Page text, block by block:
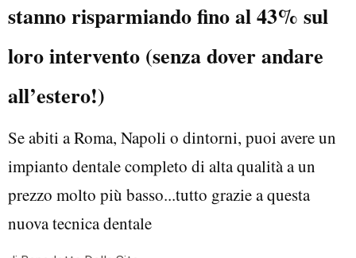
stanno risparmiando fino al 43% sul
loro intervento (senza dover andare
all’estero!)
Se abiti a Roma, Napoli o dintorni, puoi avere un
impianto dentale completo di alta qualità a un
prezzo molto più basso...tutto grazie a questa
nuova tecnica dentale